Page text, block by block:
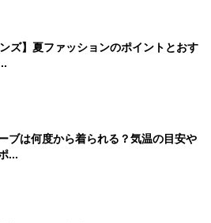
ンズ】夏ファッションのポイントとおす
ブは何度から着られる？気温の目安や
...